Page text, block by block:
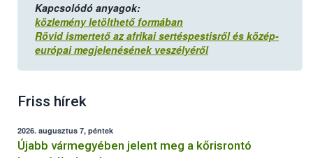
Kapcsolódó anyagok:
közlemény letölthető formában
Rövid ismertető az afrikai sertéspestisről és közép-
európai megjelenésének veszélyéről
Friss hírek
2026. augusztus 7, péntek
Újabb vármegyében jelent meg a kőrisrontó